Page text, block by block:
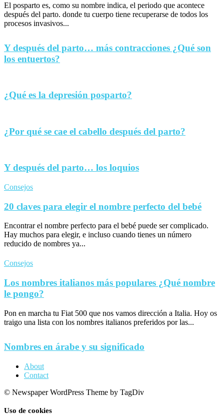
El posparto es, como su nombre indica, el periodo que acontece
después del parto. donde tu cuerpo tiene recuperarse de todos los
procesos invasivos...
Y después del parto… más contracciones ¿Qué son
los entuertos?
¿Qué es la depresión posparto?
¿Por qué se cae el cabello después del parto?
Y después del parto… los loquios
Consejos
20 claves para elegir el nombre perfecto del bebé
Encontrar el nombre perfecto para el bebé puede ser complicado.
Hay muchos para elegir, e incluso cuando tienes un número
reducido de nombres ya...
Consejos
Los nombres italianos más populares ¿Qué nombre
le pongo?
Pon en marcha tu Fiat 500 que nos vamos dirección a Italia. Hoy os
traigo una lista con los nombres italianos preferidos por las...
Nombres en árabe y su significado
About
Contact
© Newspaper WordPress Theme by TagDiv
Uso de cookies